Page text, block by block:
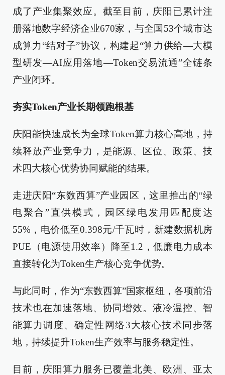
成了产业集聚效应。截至目前，庆阳已累计注
册落地数字经济企业670家，与全国53个城市达
成算力“结对子”协议，构建起“算力供给—大模
型研发—AI应用落地—Token交易流通”全链条
产业闭环。
夯实Token产业长期领跑根基
庆阳能快速成长为全球Token算力核心高地，持
续释放产业竞争力，是能源、区位、政策、技
术四大核心优势协同赋能的结果。
走进庆阳“东数西算”产业园区，这里推出的“绿
电聚合”直供模式，园区绿电发用匹配度达
55%，电价低至0.398元/千瓦时，新建数据机房
PUE（电源使用效率）降至1.2，低廉电力成本
直接转化为Token生产核心竞争优势。
与此同时，作为“东数西算”国家枢纽，各项前沿
技术也在加速落地、协同增效。液冷温控、智
能算力调度、确定性网络3大核心技术同步落
地，持续提升Token生产效率与服务稳定性。
目前，庆阳算力服务已覆盖北美、欧洲、亚太